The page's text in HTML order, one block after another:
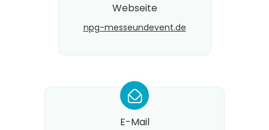
Webseite
npg-messeundevent.de
*
E-Mail